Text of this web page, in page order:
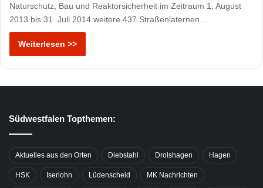
Naturschutz, Bau und Reaktorsicherheit im Zeitraum 1. August
2013 bis 31. Juli 2014 weitere 437 Straßenlaternen…
Weiterlesen >>
Südwestfalen Topthemen:
Aktuelles aus den Orten Diebstahl Drolshagen Hagen
HSK Iserlohn Lüdenscheid MK Nachrichten